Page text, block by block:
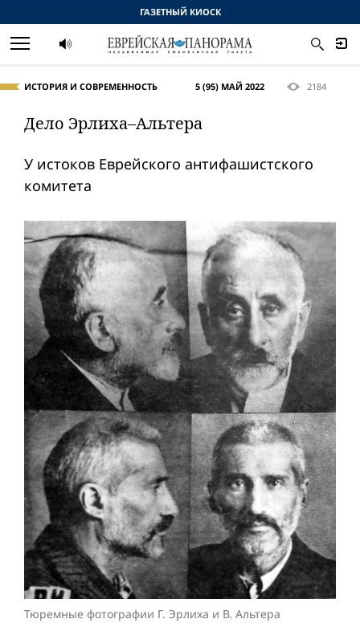
ИСТОРИЯ И СОВРЕМЕННОСТЬ 5 (95) МАЙ 2022 2184
Дело Эрлиха–Альтера
У истоков Еврейского антифашистского
комитета
Тюремные фотографии Г. Эрлиха и В. Альтера
ГАЗЕТНЫЙ КИОСК